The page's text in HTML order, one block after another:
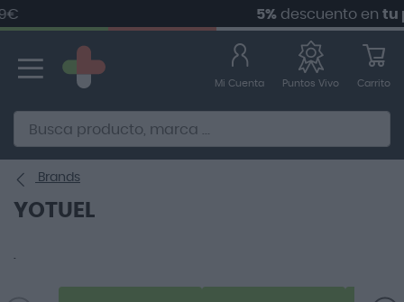
5%descuento entu
contenido
Alternative to Doofinder Ecommerce Search
Mi Cuenta Puntos Vivo Carrito
Brands
YOTUEL
.